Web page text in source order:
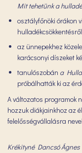
Mit tehetünk a
osztályfőnöki órákon
az ünnepekhez
karácsonyi díszeket
tanulószobán a
próbálhatták ki az
A változatos programok
hozzuk diákjainkhoz az
felelősségvállalásra
Krékityné Dancsó Ágnes